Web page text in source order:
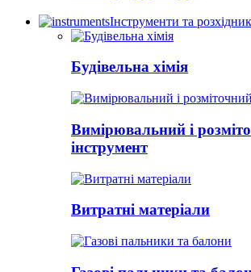
Інструменти та
Будівельна хімія
Вимірювальний і
інструмент
Витратні матеріали